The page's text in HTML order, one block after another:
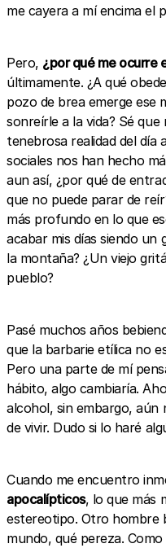
me cayera a mí encima el
Pero, ¿por qué me ocurre
últimamente. ¿A qué
pozo de brea emerge ese
sonreírle a la vida? Sé
tenebrosa realidad del día
sociales nos han hecho
aun así, ¿por qué de
que no puede parar de
más profundo en lo que
acabar mis días siendo un
la montaña? ¿Un viejo
pueblo?
Pasé muchos años
que la barbarie etílica no
Pero una parte de mí
hábito, algo cambiaría.
alcohol, sin embargo, aún
de vivir. Dudo si lo haré
Cuando me encuentro
apocalípticos, lo que más
estereotipo. Otro hombre
mundo, qué pereza.